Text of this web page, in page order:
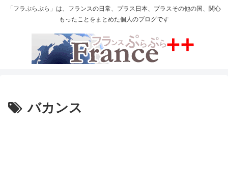
「フラぷらぷら」は、フランスの日常、プラス日本、プラスその他の国、関心
もったことをまとめた個人のブログです
バカンス